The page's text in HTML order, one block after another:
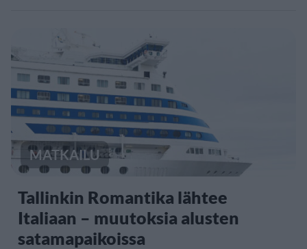
MATKAILU
Tallinkin Romantika lähtee
Italiaan – muutoksia alusten
satamapaikoissa